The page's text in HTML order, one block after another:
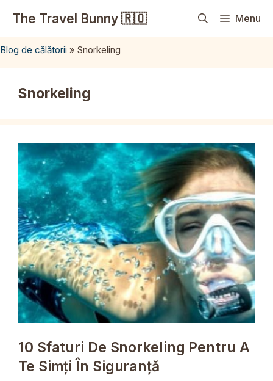
The Travel Bunny 🇷🇴 Menu
Blog de călătorii » Snorkeling
Snorkeling
10 Sfaturi De Snorkeling Pentru A
Te Simți În Siguranță